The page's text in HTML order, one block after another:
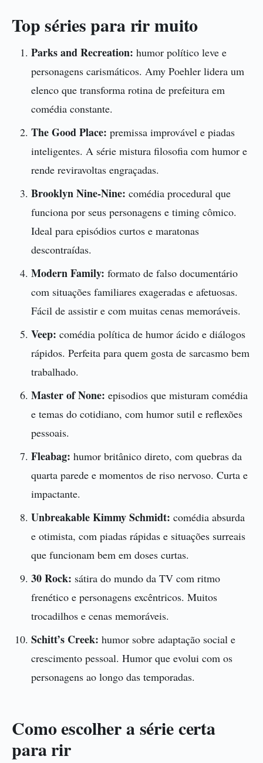
Top séries para rir muito
Parks and Recreation: humor político leve e
personagens carismáticos. Amy Poehler lidera um
elenco que transforma rotina de prefeitura em
comédia constante.
The Good Place: premissa improvável e piadas
inteligentes. A série mistura filosofia com humor e
rende reviravoltas engraçadas.
Brooklyn Nine-Nine: comédia procedural que
funciona por seus personagens e timing cômico.
Ideal para episódios curtos e maratonas
descontraídas.
Modern Family: formato de falso documentário
com situações familiares exageradas e afetuosas.
Fácil de assistir e com muitas cenas memoráveis.
Veep: comédia política de humor ácido e diálogos
rápidos. Perfeita para quem gosta de sarcasmo bem
trabalhado.
Master of None: episodios que misturam comédia
e temas do cotidiano, com humor sutil e reflexões
pessoais.
Fleabag: humor britânico direto, com quebras da
quarta parede e momentos de riso nervoso. Curta e
impactante.
Unbreakable Kimmy Schmidt: comédia absurda
e otimista, com piadas rápidas e situações surreais
que funcionam bem em doses curtas.
30 Rock: sátira do mundo da TV com ritmo
frenético e personagens excêntricos. Muitos
trocadilhos e cenas memoráveis.
Schitt’s Creek: humor sobre adaptação social e
crescimento pessoal. Humor que evolui com os
personagens ao longo das temporadas.
Como escolher a série certa
para rir